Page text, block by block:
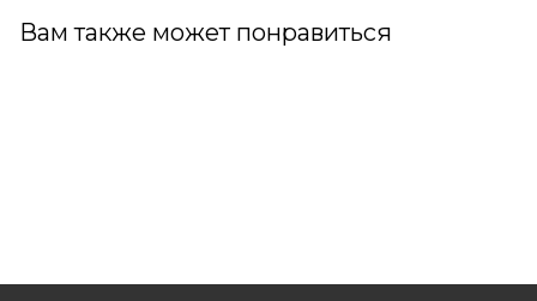
Вам также может понравиться